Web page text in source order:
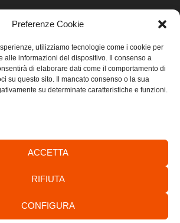
Preferenze Cookie
utilizziamo tecnologie come i cookie per
alle informazioni del dispositivo. Il consenso a
di elaborare dati come il comportamento di
su questo sito. Il mancato consenso o la sua
su determinate caratteristiche e funzioni.
ACCETTA
RIFIUTA
CONFIGURA